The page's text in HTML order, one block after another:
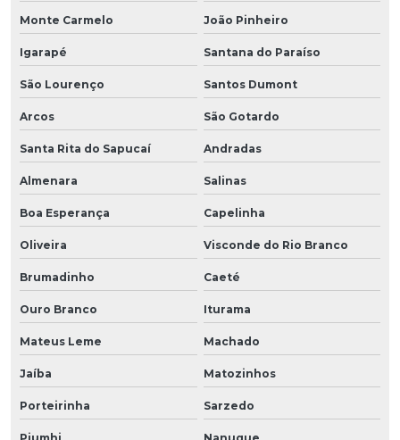
Monte Carmelo João Pinheiro
Igarapé Santana do Paraíso
São Lourenço Santos Dumont
Arcos São Gotardo
Santa Rita do Sapucaí Andradas
Almenara Salinas
Boa Esperança Capelinha
Oliveira Visconde do Rio Branco
Brumadinho Caeté
Ouro Branco Iturama
Mateus Leme Machado
Jaíba Matozinhos
Porteirinha Sarzedo